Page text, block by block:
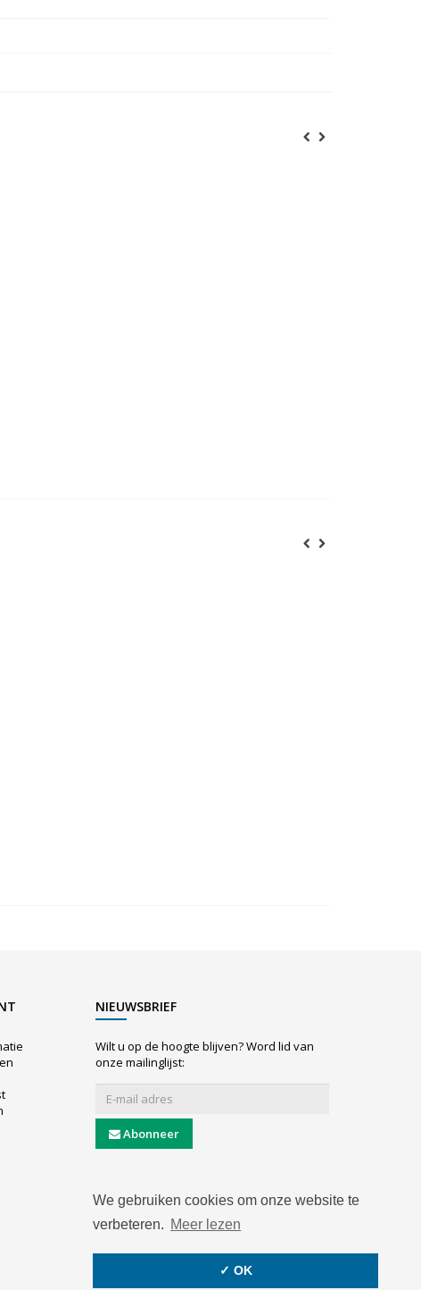
We gebruiken cookies om onze website te
verbeteren. Meer lezen
✓ OK
NIEUWSBRIEF
Wilt u op de hoogte blijven? Word lid van
onze mailinglijst:
Abonneer